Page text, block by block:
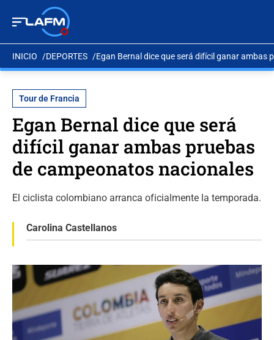
INICIO DEPORTES Egan Bernal dice que será difícil ganar ambas
Tour de Francia
Egan Bernal dice que será
difícil ganar ambas pruebas
de campeonatos nacionales
El ciclista colombiano arranca oficialmente la temporada.
Carolina Castellanos